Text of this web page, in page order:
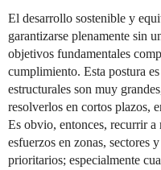
El desarrollo sostenible y
garantizarse plenamente sin
objetivos fundamentales
cumplimiento. Esta postura
estructurales son muy
resolverlos en cortos plazos,
Es obvio, entonces, recurrir
esfuerzos en zonas, sectores
prioritarios; especialmente